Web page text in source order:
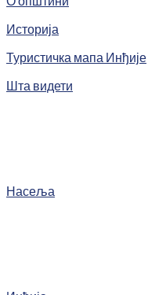
Историја
Туристичка мапа Инђије
Шта видети
Насеља